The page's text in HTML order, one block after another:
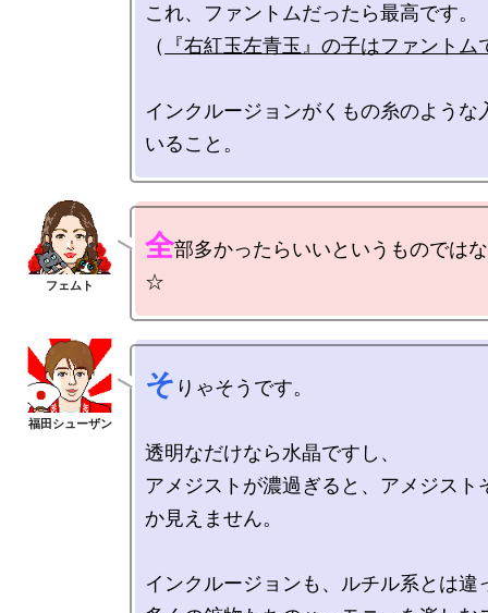
これ、ファントムだったら最高です。
（
『右紅玉左青玉』の子はファントム
インクルージョンがくもの糸のような
全部多かったらいいというものでは
そ りゃそうです。
透明なだけなら水晶ですし、
アメジストが濃過ぎると、アメジスト
か見えません。
インクルージョンも、ルチル系とは違